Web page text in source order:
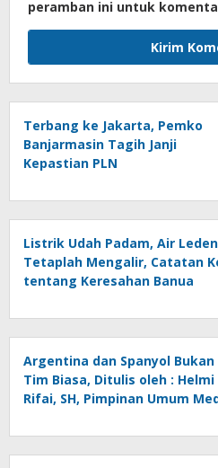
peramban ini untuk
Terbang ke Jakarta, Pemko
Banjarmasin Tagih Janji
Kepastian PLN
Listrik Udah Padam, Air
Tetaplah Mengalir, Catatan
tentang Keresahan Banua
Ancaman Lingkungan, Oleh :
Helmi Rifai, SH
Argentina dan Spanyol Bukan
Tim Biasa, Ditulis oleh : Helmi
Rifai, SH, Pimpinan Umum